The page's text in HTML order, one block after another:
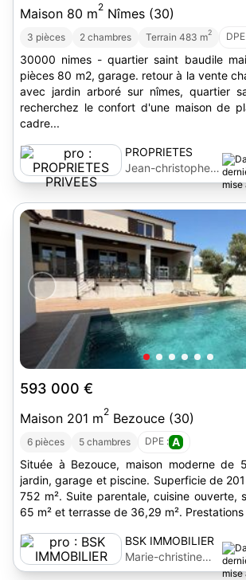
Maison 80 m2 Nîmes (30)
3 pièces 2 chambres Terrain 483 m2
30000 nimes - quartier saint baudile
pièces 80 m2, garage. retour à la vente charmant plain-pied
avec jardin arboré sur nîmes, quartier saint
recherchez le confort d'une maison de
cadre...
PROPRIETES
PRIVEES
Jean-christophe
Huleux
593 000 €
Maison 201 m2 Bezouce (30)
6 pièces 5 chambres DPE : A
Située à Bezouce, maison moderne de
jardin, garage et piscine. Superficie de
752 m². Suite parentale, cuisine ouverte,
65 m² et terrasse de 36,29 m².
BSK IMMOBILIER
Marie-christine
Roux